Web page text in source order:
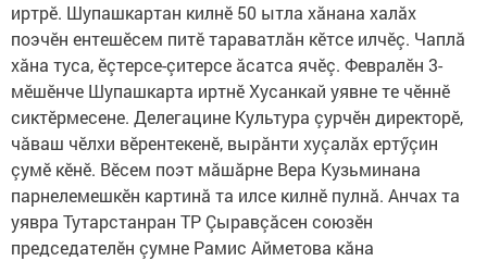
иртрӗ. Шупашкартан килнӗ 50 ытла хăнана халăх
поэчӗн ентешӗсем питӗ тараватлăн кӗтсе илчӗç. Чаплă
хăна туса, ӗçтерсе-çитерсе ăсатса ячӗç. Февралӗн 3-
мӗшӗнче Шупашкарта иртнӗ Хусанкай уявне те чӗннӗ
сиктӗрмесене. Делегацине Культура çурчӗн директорӗ,
чăваш чӗлхи вӗрентекенӗ, вырăнти хуçалăх ертӳçин
çумӗ кӗнӗ. Вӗсем поэт мăшăрне Вера Кузьминана
парнелемешкӗн картинă та илсе килнӗ пулнă. Анчах та
уявра Тутарстанран ТР Çыравçăсен союзӗн
председателӗн çумне Рамис Айметова кăна